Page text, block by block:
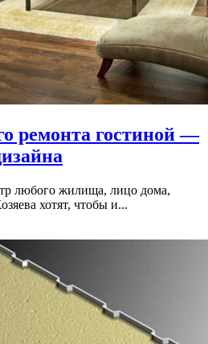
ремонта гостиной —
любого жилища, лицо дома,
хотят, чтобы и...